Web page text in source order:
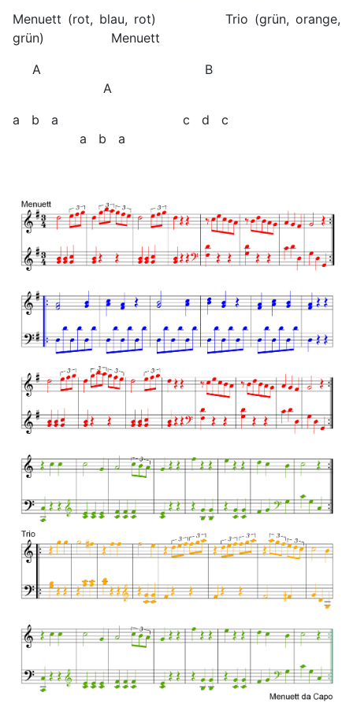
Menuett (rot, blau, rot) Trio (grün, orange,
grün) Menuett
A B
A
a b a c d c
a b a